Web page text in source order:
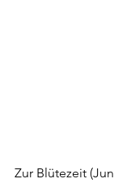
Zur Blütezeit